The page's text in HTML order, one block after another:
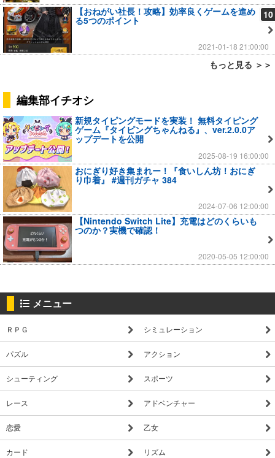
10
【おねがい社長！攻略】効率良くゲームを進め
る5つのポイント
2021-01-18 21:00:00
もっと見る ＞＞
編集部イチオシ
新規タイピングモードを実装！ 無料タイピング
ゲーム『タイピングちゃんねる』、ver.2.0.0ア
ップデートを公開
2025-08-19 16:00:00
おにぎり好き集まれー！『食いしん坊！おにぎ
り巾着』 #週刊ガチャ 384
2024-07-06 12:00:00
【Nintendo Switch Lite】充電はどのくらいも
つのか？実機で確認！
2020-05-05 12:00:00
メニュー
ＲＰＧ シミュレーション
パズル アクション
シューティング スポーツ
レース アドベンチャー
恋愛 乙女
カード リズム